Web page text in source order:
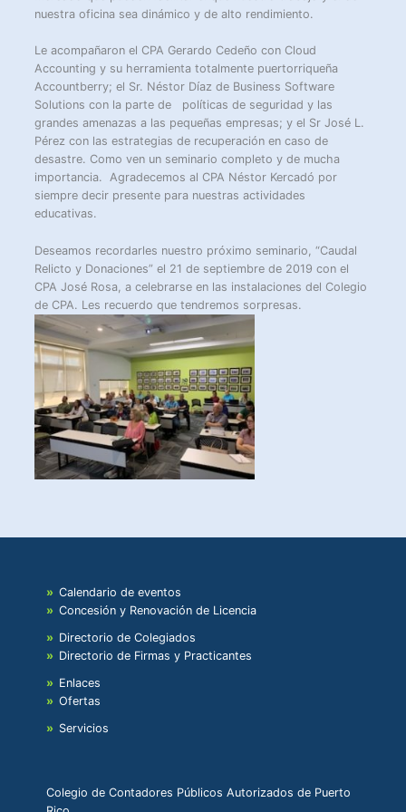
nuestra oficina sea dinámico y de alto rendimiento.
Le acompañaron el CPA Gerardo Cedeño con Cloud
Accounting y su herramienta totalmente puertorriqueña
Accountberry; el Sr. Néstor Díaz de Business Software
Solutions con la parte de políticas de seguridad y las
grandes amenazas a las pequeñas empresas; y el Sr José L.
Pérez con las estrategias de recuperación en caso de
desastre. Como ven un seminario completo y de mucha
importancia. Agradecemos al CPA Néstor Kercadó por
siempre decir presente para nuestras actividades
educativas.
Deseamos recordarles nuestro próximo seminario, “Caudal
Relicto y Donaciones” el 21 de septiembre de 2019 con el
CPA José Rosa, a celebrarse en las instalaciones del Colegio
de CPA. Les recuerdo que tendremos sorpresas.
Calendario de eventos
Concesión y Renovación de Licencia
Directorio de Colegiados
Directorio de Firmas y Practicantes
Enlaces
Ofertas
Servicios
Colegio de Contadores Públicos Autorizados de Puerto